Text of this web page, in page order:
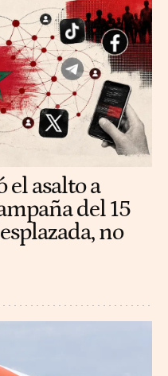
el asalto a
del 15
no